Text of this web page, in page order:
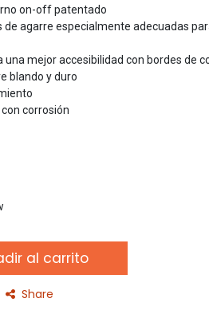
on-off patentado
agarre especialmente adecuadas
una mejor accesibilidad con bordes de
blando y duro
corrosión
al carrito
Share